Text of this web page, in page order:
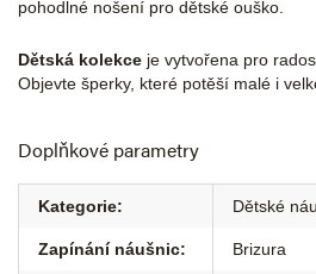
pohodlné nošení pro dětské ouško.
Dětská kolekce je vytvořena pro
Objevte šperky, které potěší malé i
Doplňkové parametry
Kategorie: Dětské
Zapínání náušnic: Brizura